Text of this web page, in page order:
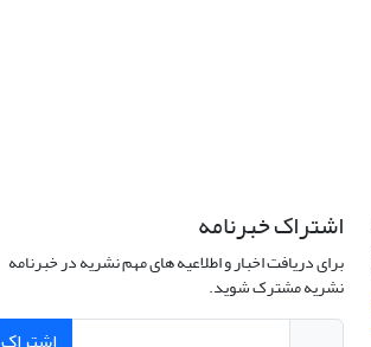
اشتراک خبرنامه
برای دریافت اخبار و اطلاعیه های مهم نشریه در خبرنامه
نشریه مشترک شوید.